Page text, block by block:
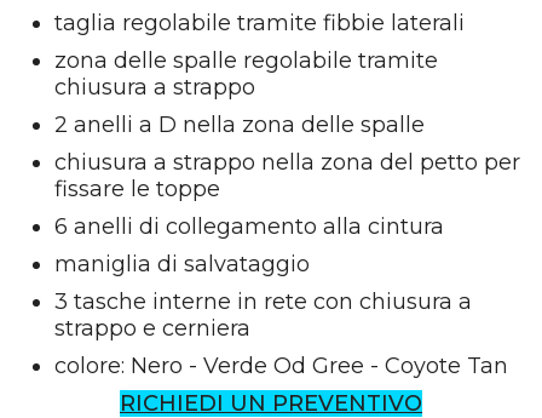
taglia regolabile tramite fibbie laterali
zona delle spalle regolabile tramite
chiusura a strappo
2 anelli a D nella zona delle spalle
chiusura a strappo nella zona del petto per
fissare le toppe
6 anelli di collegamento alla cintura
maniglia di salvataggio
3 tasche interne in rete con chiusura a
strappo e cerniera
colore: Nero - Verde Od Gree - Coyote Tan
RICHIEDI UN PREVENTIVO